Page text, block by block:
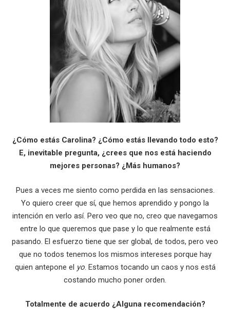
¿Cómo estás Carolina? ¿Cómo estás llevando todo esto?
E, inevitable pregunta, ¿crees que nos está haciendo
mejores personas? ¿Más humanos?
Pues a veces me siento como perdida en las sensaciones.
Yo quiero creer que sí, que hemos aprendido y pongo la
intención en verlo así. Pero veo que no, creo que navegamos
entre lo que queremos que pase y lo que realmente está
pasando. El esfuerzo tiene que ser global, de todos, pero veo
que no todos tenemos los mismos intereses porque hay
quien antepone el yo. Estamos tocando un caos y nos está
costando mucho poner orden.
Totalmente de acuerdo ¿Alguna recomendación?